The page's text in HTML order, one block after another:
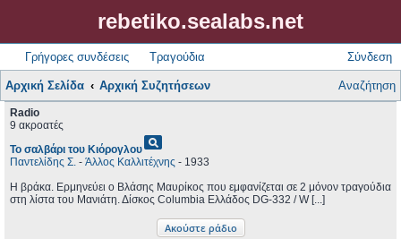
rebetiko.sealabs.net
Γρήγορες συνδέσεις Τραγούδια Σύνδεση
Αρχική Σελίδα Αρχική Συζητήσεων Αναζήτηση
Radio
9 ακροατές
Το σαλβάρι του Κιόρογλουpageview
Παντελίδης Σ. - Άλλος Καλλιτέχνης - 1933
Η βράκα. Ερμηνεύει ο Βλάσης Μαυρίκος που εμφανίζεται σε 2 μόνον τραγούδια
στη λίστα του Μανιάτη. Δίσκος Columbia Ελλάδος DG-332 / W [...]